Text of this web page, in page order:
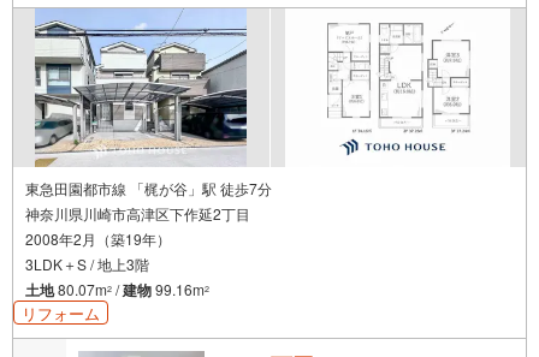
東急田園都市線 「梶が谷」駅 徒歩7分
神奈川県川崎市高津区下作延2丁目
2008年2月（築19年）
3LDK＋S / 地上3階
土地80.07m2 /建物99.16m2
リフォーム